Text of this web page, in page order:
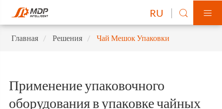
RU  
Главная Решения Чай Мешок Упаковки
Применение упаковочного
оборудования в упаковке чайных